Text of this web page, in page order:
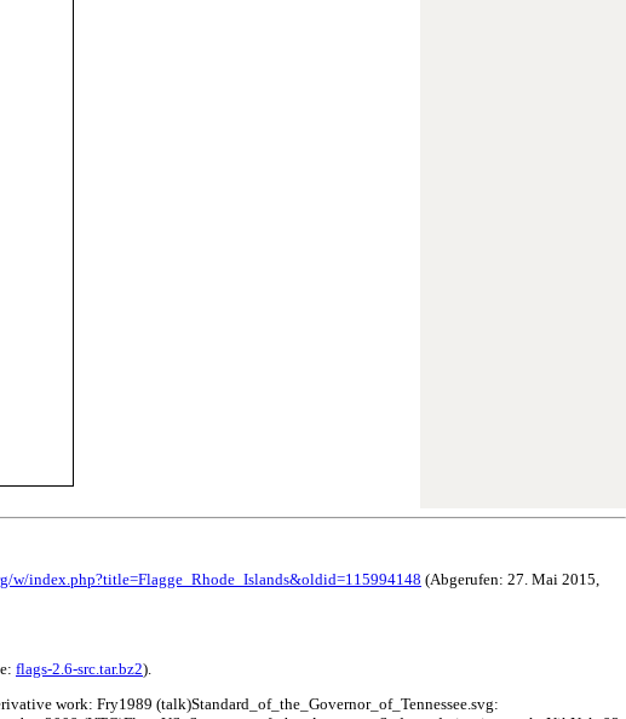
w/index.php?title=Flagge_Rhode_Islands&oldid=115994148 (Abgerufen: 27. Mai 2015,
flags-2.6-src.tar.bz2).
work: Fry1989 (talk)Standard_of_the_Governor_of_Tennessee.svg: